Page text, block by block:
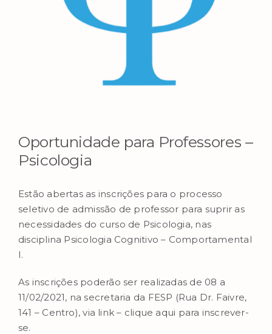
Oportunidade para Professores –
Psicologia
Estão abertas as inscrições para o processo
seletivo de admissão de professor para suprir as
necessidades do curso de Psicologia, nas
disciplina Psicologia Cognitivo – Comportamental
I.
As inscrições poderão ser realizadas de 08 a
11/02/2021, na secretaria da FESP (Rua Dr. Faivre,
141 – Centro), via link – clique aqui para inscrever-
se.